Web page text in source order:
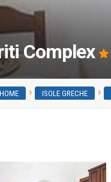
Complex
HOME ISOLE GRECHE